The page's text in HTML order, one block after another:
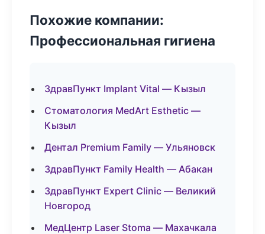
Похожие компании:
Профессиональная гигиена
ЗдравПункт Implant Vital — Кызыл
Стоматология MedArt Esthetic —
Кызыл
Дентал Premium Family — Ульяновск
ЗдравПункт Family Health — Абакан
ЗдравПункт Expert Clinic — Великий
Новгород
МедЦентр Laser Stoma — Махачкала